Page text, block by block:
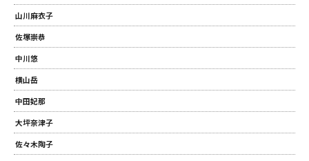
山川麻衣子
佐塚崇恭
中川悠
横山岳
中田妃那
大坪奈津子
佐々木陶子